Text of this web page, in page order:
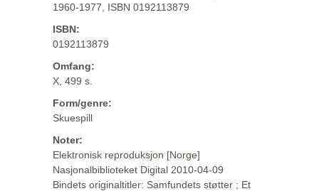
1960-1977, ISBN 0192113879
ISBN:
0192113879
Omfang:
X, 499 s.
Form/genre:
Skuespill
Noter:
Elektronisk reproduksjon [Norge]
Nasjonalbiblioteket Digital 2010-04-09
Bindets originaltitler: Samfundets støtter ; Et